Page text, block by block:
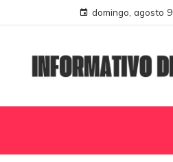
domingo, agosto 9